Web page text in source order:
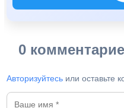
0
Авторизуйтесь или оставьте